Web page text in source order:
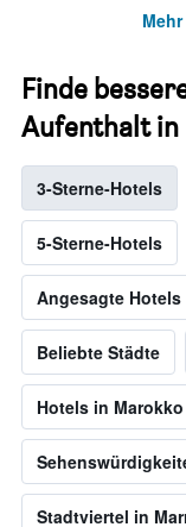
Finde
Aufenthalt in
3-Sterne-Hotels
5-Sterne-Hotels
Angesagte
Beliebte Städte
Hotels in Marokko
Stadtviertel in